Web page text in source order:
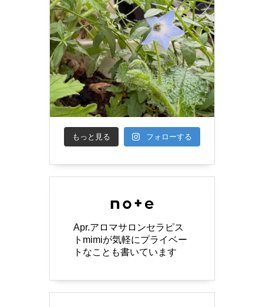
もっと見る フォローする
Apr.アロマサロンセラピス
トmimiが気軽にプライベー
トなことも書いています